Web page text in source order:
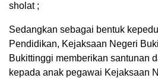
sholat ;
Sedangkan sebagai bentuk
Pendidikan, Kejaksaan Negeri
Bukittinggi memberikan santunan
kepada anak pegawai Kejaksaan